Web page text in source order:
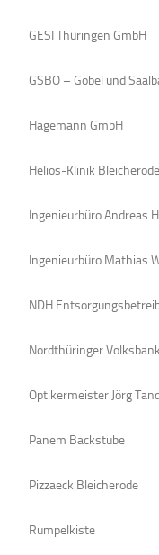
GESI Thüringen GmbH
GSBO – Göbel und
Hagemann GmbH
Helios-Klinik Bleicherode
Ingenieurbüro Andreas
Ingenieurbüro Mathias
NDH
Nordthüringer Volksbank
Optikermeister Jörg
Panem Backstube
Pizzaeck Bleicherode
Rumpelkiste